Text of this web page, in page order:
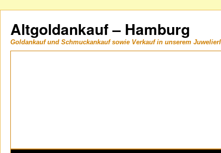
Altgoldankauf – Hamburg
Goldankauf und Schmuckankauf sowie Verkauf in unserem